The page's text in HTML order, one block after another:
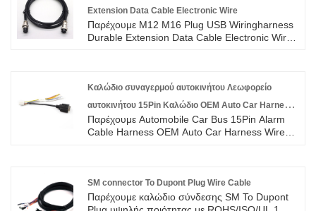
Αμερικής. Αναμένουμε να γίνουμε
Extension Data Cable Electronic Wire
Παρέχουμε M12 M16 Plug USB Wiringharness
Durable Extension Data Cable Electronic Wire
χρόνια, καλύπτοντας το μεγαλύτερο μέρος της
αγοράς της Ασίας, της Ευρώπης και της
Αμερικής. Περιμένουμε να γίνουμε ο
μακροπρόθεσμος συνεργάτης σας στην Κίνα.
Καλώδιο συναγερμού αυτοκινήτου Λεωφορείο
αυτοκινήτου 15Pin Καλώδιο OEM Auto Car Harness
Wire
Παρέχουμε Automobile Car Bus 15Pin Alarm
Cable Harness OEM Auto Car Harness Wire
χρόνια, καλύπτοντας το μεγαλύτερο μέρος της
αγοράς της Ασίας, της Ευρώπης και της
Αμερικής. Περιμένουμε να γίνουμε ο
SM connector To Dupont Plug Wire Cable
Παρέχουμε καλώδιο σύνδεσης SM To Dupont